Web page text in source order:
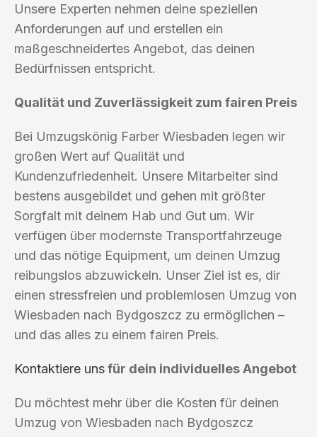
Unsere Experten nehmen deine speziellen
Anforderungen auf und erstellen ein
maßgeschneidertes Angebot, das deinen
Bedürfnissen entspricht.
Qualität und Zuverlässigkeit zum fairen Preis
Bei Umzugskönig Farber Wiesbaden legen wir
großen Wert auf Qualität und
Kundenzufriedenheit. Unsere Mitarbeiter sind
bestens ausgebildet und gehen mit größter
Sorgfalt mit deinem Hab und Gut um. Wir
verfügen über modernste Transportfahrzeuge
und das nötige Equipment, um deinen Umzug
reibungslos abzuwickeln. Unser Ziel ist es, dir
einen stressfreien und problemlosen Umzug von
Wiesbaden nach Bydgoszcz zu ermöglichen –
und das alles zu einem fairen Preis.
Kontaktiere unsfür dein individuelles Angebot
Du möchtest mehr über die Kosten für deinen
Umzug von Wiesbaden nach Bydgoszcz